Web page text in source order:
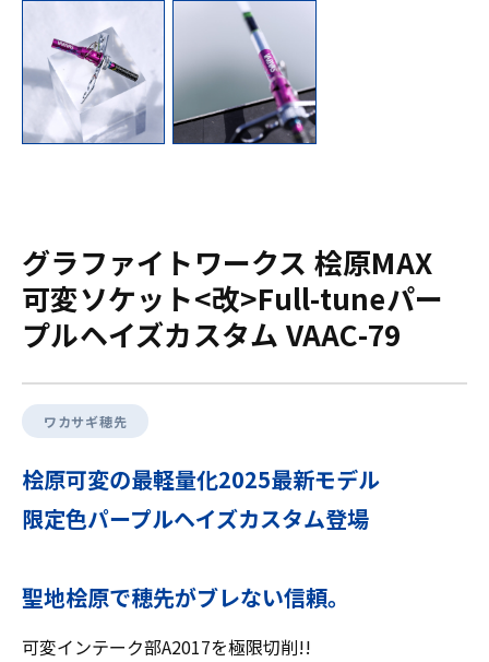
グラファイトワークス 桧原MAX
可変ソケット<改>Full-tuneパー
プルヘイズカスタム VAAC-79
ワカサギ穂先
桧原可変の最軽量化2025最新モデル
限定色パープルヘイズカスタム登場
聖地桧原で穂先がブレない信頼。
可変インテーク部A2017を極限切削!!